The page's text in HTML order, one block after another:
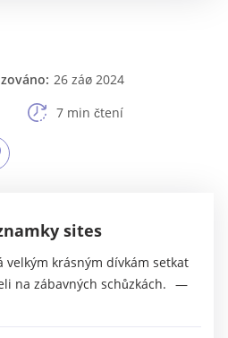
26 záø 2024
7 min čtení
sites
velkým krásným dívkám setkat
na zábavných schůzkách.